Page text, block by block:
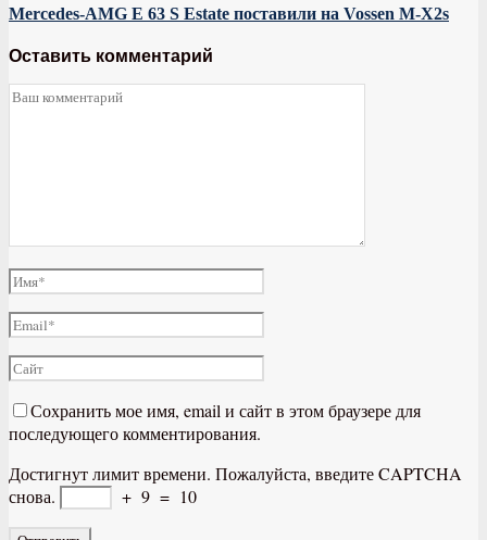
Mercedes-AMG E 63 S Estate поставили на Vossen M-X2s
Оставить комментарий
Сохранить мое имя, email и сайт в этом браузере для
последующего комментирования.
Достигнут лимит времени. Пожалуйста, введите CAPTCHA
снова.
+ 9 = 10